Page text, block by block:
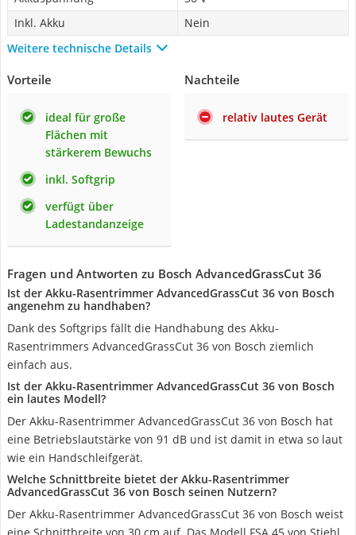
Inkl. Akku
Nein
Weitere technische Details
Vorteile
ideal für große
Flächen mit
stärkerem Bewuchs
inkl. Softgrip
verfügt über
Ladestandanzeige
Nachteile
relativ lautes Gerät
Fragen und Antworten zu Bosch ‎AdvancedGrassCut 36
Ist der Akku-Rasentrimmer AdvancedGrassCut 36 von Bosch
angenehm zu handhaben?
Dank des Softgrips fällt die Handhabung des Akku-
Rasentrimmers AdvancedGrassCut 36 von Bosch ziemlich
einfach aus.
Ist der Akku-Rasentrimmer AdvancedGrassCut 36 von Bosch
ein lautes Modell?
Der Akku-Rasentrimmer AdvancedGrassCut 36 von Bosch hat
eine Betriebslautstärke von 91 dB und ist damit in etwa so laut
wie ein Handschleifgerät.
Welche Schnittbreite bietet der Akku-Rasentrimmer
AdvancedGrassCut 36 von Bosch seinen Nutzern?
Der Akku-Rasentrimmer AdvancedGrassCut 36 von Bosch weist